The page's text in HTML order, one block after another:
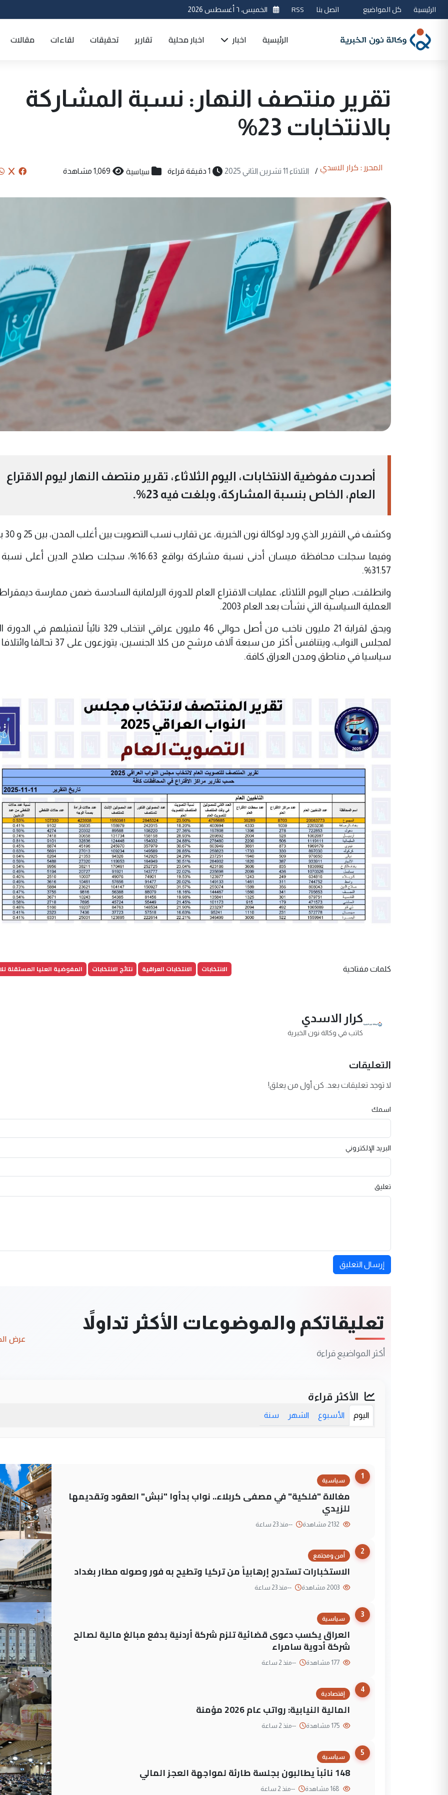
الرئيسية كل المواضيع اتصل بنا RSS الخميس، ٦ أغسطس 2026
الرئيسية اخبار اخبار محلية تقارير تحقيقات لقاءات مقالات
تقرير منتصف النهار: نسبة المشاركة
بالانتخابات 23%
المحرر : كرار الاسدي / الثلاثاء 11 تشرين الثاني 2025 1 دقيقة قراءة سياسية 1,069 مشاهدة
أصدرت مفوضية الانتخابات، اليوم الثلاثاء، تقرير منتصف النهار ليوم الاقتراع
العام، الخاص بنسبة المشاركة، وبلغت فيه 23%.
وكشف في التقرير الذي ورد لوكالة نون الخبرية، عن تقارب نسب التصويت بين أغلب المدن، بين 25 و 30 بالمئة.
وفيما سجلت محافظة ميسان أدنى نسبة مشاركة بواقع 16.63%، سجلت صلاح الدين
31.57%.
وانطلقت، صباح اليوم الثلاثاء، عمليات الاقتراع العام للدورة البرلمانية السادسة ضمن ممارسة
العملية السياسية التي نشأت بعد العام 2003.
ويحق لقرابة 21 مليون ناخب من أصل حوالي 46 مليون عراقي انتخاب 329 نائباً
لمجلس النواب، ويتنافس أكثر من سبعة آلاف مرشح من كلا الجنسين،
سياسيا في مناطق ومدن العراق كافة.
كلمات مفتاحية الانتخابات الانتخابات العراقية نتائج الانتخابات المفوضية العليا المستقلة
كرار الاسدي
كاتب في وكالة نون الخبرية
التعليقات
لا توجد تعليقات بعد. كن أول من يعلق!
اسمك
البريد الإلكتروني
تعليق
إرسال التعليق
تعليقاتكم والموضوعات الأكثر تداولاً
أكثر المواضيع قراءة
عرض
الأكثر قراءة
اليوم الأسبوع الشهر سنة
1
سياسية
مغالاة "فلكية" في مصفى كربلاء.. نواب بدأوا "نبش" العقود وتقديمها
للزيدي
--منذ 23 ساعة
2
أمن ومجتمع
الاستخبارات تستدرج إرهابياً من تركيا وتطيح به فور وصوله مطار بغداد
--منذ 23 ساعة
3
سياسية
العراق يكسب دعوى قضائية تلزم شركة أردنية بدفع مبالغ مالية لصالح
شركة أدوية سامراء
--منذ 2 ساعة
4
إقتصادية
المالية النيابية: رواتب عام 2026 مؤمنة
--منذ 2 ساعة
5
سياسية
148 نائباً يطالبون بجلسة طارئة لمواجهة العجز المالي
--منذ 2 ساعة